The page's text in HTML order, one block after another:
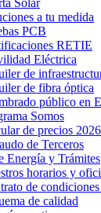
Solar
a tu medida
PCB
RETIE
Eléctrica
de
de fibra óptica
público en
Somos
de precios 2026
de Terceros
Energía y Trámites
horarios y
de
de calidad